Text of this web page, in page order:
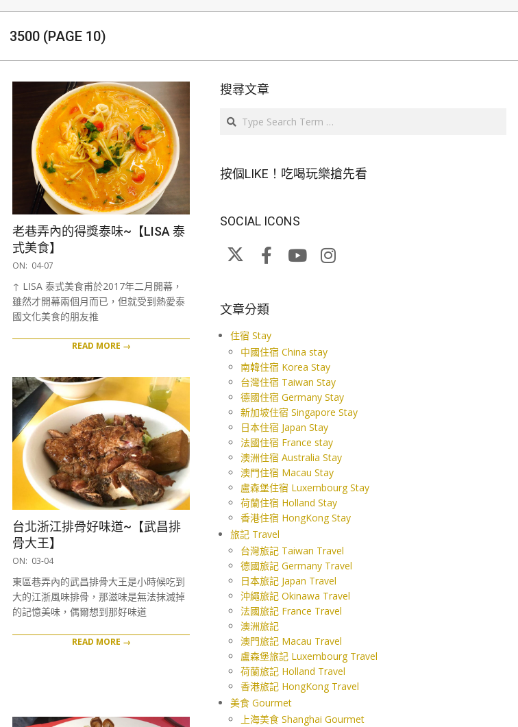
3500 (PAGE 10)
老巷弄內的得獎泰味~【LISA 泰
式美食】
2017-
07
ON: 04-07
↑ LISA 泰式美食甫於2017年二月開幕，
雖然才開幕兩個月而已，但就受到熱愛泰
國文化美食的朋友推
READ MORE →
台北浙江排骨好味道~【武昌排
骨大王】
2017-
04
ON: 03-04
東區巷弄內的武昌排骨大王是小時候吃到
大的江浙風味排骨，那滋味是無法抹滅掉
的記憶美味，偶爾想到那好味道
READ MORE →
搜尋文章
Search
按個LIKE！吃喝玩樂搶先看
SOCIAL ICONS
文章分類
住宿 Stay
中國住宿 China stay
南韓住宿 Korea Stay
台灣住宿 Taiwan Stay
德國住宿 Germany Stay
新加坡住宿 Singapore Stay
日本住宿 Japan Stay
法國住宿 France stay
澳洲住宿 Australia Stay
澳門住宿 Macau Stay
盧森堡住宿 Luxembourg Stay
荷蘭住宿 Holland Stay
香港住宿 HongKong Stay
旅記 Travel
台灣旅記 Taiwan Travel
德國旅記 Germany Travel
日本旅記 Japan Travel
沖繩旅記 Okinawa Travel
法國旅記 France Travel
澳洲旅記
澳門旅記 Macau Travel
盧森堡旅記 Luxembourg Travel
荷蘭旅記 Holland Travel
香港旅記 HongKong Travel
美食 Gourmet
上海美食 Shanghai Gourmet